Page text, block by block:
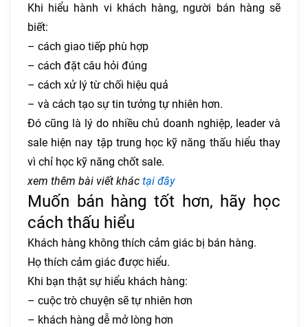
Khi hiểu hành vi khách hàng, người bán hàng sẽ
biết:
– cách giao tiếp phù hợp
– cách đặt câu hỏi đúng
– cách xử lý từ chối hiệu quả
– và cách tạo sự tin tưởng tự nhiên hơn.
Đó cũng là lý do nhiều chủ doanh nghiệp, leader và
sale hiện nay tập trung học kỹ năng thấu hiểu thay
vì chỉ học kỹ năng chốt sale.
xem thêm bài viết khác tại đây
Muốn bán hàng tốt hơn, hãy học
cách thấu hiểu
Khách hàng không thích cảm giác bị bán hàng.
Họ thích cảm giác được hiểu.
Khi bạn thật sự hiểu khách hàng:
– cuộc trò chuyện sẽ tự nhiên hơn
– khách hàng dễ mở lòng hơn